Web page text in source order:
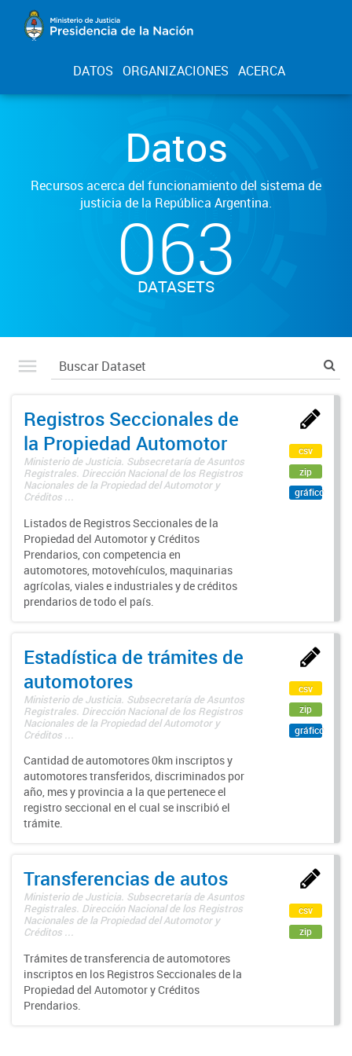
DATOS ORGANIZACIONES ACERCA
Datos
Recursos acerca del funcionamiento del sistema de
justicia de la República Argentina.
063
DATASETS
Registros Seccionales de
la Propiedad Automotor
Ministerio de Justicia. Subsecretaría de Asuntos
Registrales. Dirección Nacional de los Registros
Nacionales de la Propiedad del Automotor y
Créditos ...
Listados de Registros Seccionales de la
Propiedad del Automotor y Créditos
Prendarios, con competencia en
automotores, motovehículos, maquinarias
agrícolas, viales e industriales y de créditos
prendarios de todo el país.
csv
zip
gráfico
Estadística de trámites de
automotores
Ministerio de Justicia. Subsecretaría de Asuntos
Registrales. Dirección Nacional de los Registros
Nacionales de la Propiedad del Automotor y
Créditos ...
Cantidad de automotores 0km inscriptos y
automotores transferidos, discriminados por
año, mes y provincia a la que pertenece el
registro seccional en el cual se inscribió el
trámite.
csv
zip
gráfico
Transferencias de autos
Ministerio de Justicia. Subsecretaría de Asuntos
Registrales. Dirección Nacional de los Registros
Nacionales de la Propiedad del Automotor y
Créditos ...
Trámites de transferencia de automotores
inscriptos en los Registros Seccionales de la
Propiedad del Automotor y Créditos
Prendarios.
csv
zip